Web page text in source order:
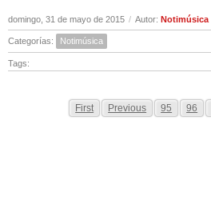
domingo, 31 de mayo de 2015 / Autor: Notimúsica
Categorías: Notimúsica
Tags:
First Previous 95 96